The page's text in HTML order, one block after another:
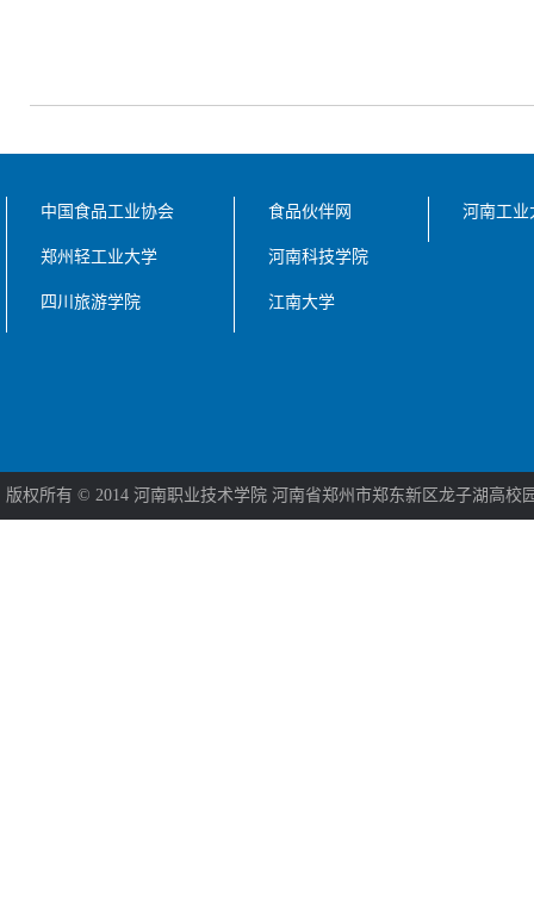
中国食品工业协会
郑州轻工业大学
四川旅游学院
食品伙伴网
河南科技学院
江南大学
河南工业
版权所有 © 2014 河南职业技术学院 河南省郑州市郑东新区龙子湖高校